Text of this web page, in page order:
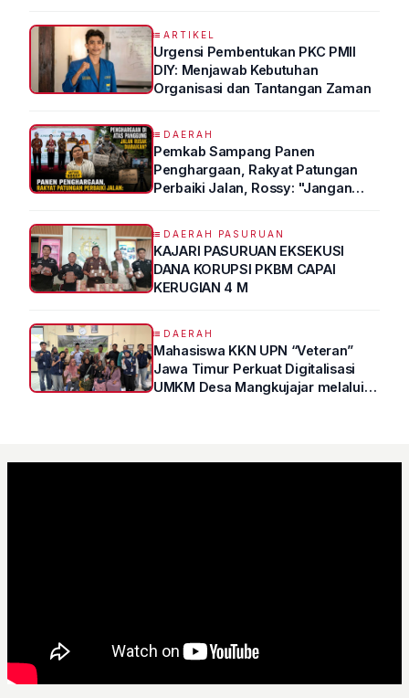
ARTIKEL
Urgensi Pembentukan PKC PMII
DIY: Menjawab Kebutuhan
Organisasi dan Tantangan Zaman
DAERAH
Pemkab Sampang Panen
Penghargaan, Rakyat Patungan
Perbaiki Jalan, Rossy: "Jangan
DAERAH PASURUAN
KAJARI PASURUAN EKSEKUSI
DANA KORUPSI PKBM CAPAI
KERUGIAN 4 M
DAERAH
Mahasiswa KKN UPN “Veteran”
Jawa Timur Perkuat Digitalisasi
UMKM Desa Mangkujajar melalui